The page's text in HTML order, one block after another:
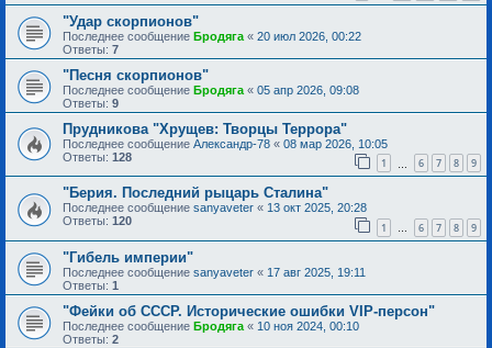
"Удар скорпионов"
Последнее сообщение Бродяга « 20 июл 2026, 00:22
Ответы: 7
"Песня скорпионов"
Последнее сообщение Бродяга « 05 апр 2026, 09:08
Ответы: 9
Прудникова "Хрущев: Творцы Террора"
Последнее сообщение Александр-78 « 08 мар 2026, 10:05
Ответы: 128 1 6 7 8 9
"Берия. Последний рыцарь Сталина"
Последнее сообщение sanyaveter « 13 окт 2025, 20:28
Ответы: 120 1 … 6 7 8 9
"Гибель империи"
Последнее сообщение sanyaveter « 17 авг 2025, 19:11
Ответы: 1
"Фейки об СССР. Исторические ошибки VIP-персон"
Последнее сообщение Бродяга « 10 ноя 2024, 00:10
Ответы: 2